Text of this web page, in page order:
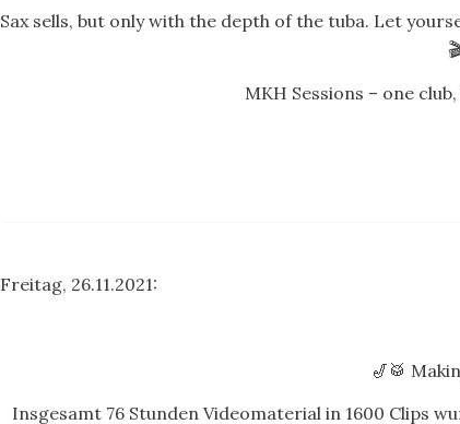
Sax sells, but only with the depth of the tuba. Let
MKH Sessions – one
Freitag, 26.11.2021:
🎷🥁
Insgesamt 76 Stunden Videomaterial in 1600 Clips